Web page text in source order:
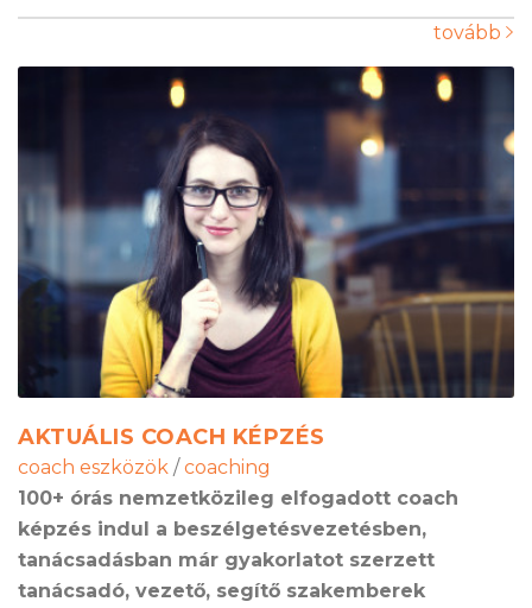
tovább
AKTUÁLIS COACH KÉPZÉS
coach eszközök / coaching
100+ órás nemzetközileg elfogadott coach
képzés indul a beszélgetésvezetésben,
tanácsadásban már gyakorlatot szerzett
tanácsadó, vezető, segítő szakemberek